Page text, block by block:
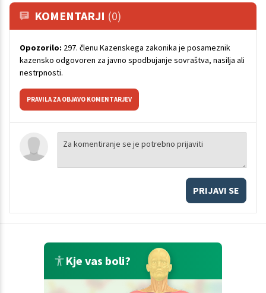
KOMENTARJI (0)
Opozorilo: 297. členu Kazenskega zakonika je posameznik
kazensko odgovoren za javno spodbujanje sovraštva, nasilja ali
nestrpnosti.
PRAVILA ZA OBJAVO KOMENTARJEV
PRIJAVI SE
Kje vas boli?